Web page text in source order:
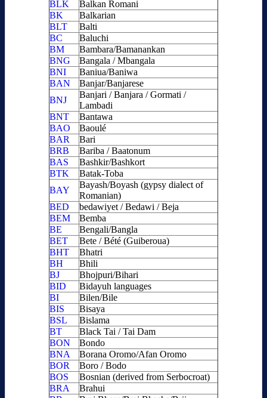
BLK
Balkan Romani
BK
Balkarian
BLT
Balti
BC
Baluchi
BM
Bambara/Bamanankan
BNG
Bangala / Mbangala
BNI
Baniua/Baniwa
BAN
Banjar/Banjarese
BNJ
Banjari / Banjara / Gormati /
Lambadi
BNT
Bantawa
BAO
Baoulé
BAR
Bari
BRB
Bariba / Baatonum
BAS
Bashkir/Bashkort
BTK
Batak-Toba
BAY
Bayash/Boyash (gypsy dialect of
Romanian)
BED
bedawiyet / Bedawi / Beja
BEM
Bemba
BE
Bengali/Bangla
BET
Bete / Bété (Guiberoua)
BHT
Bhatri
BH
Bhili
BJ
Bhojpuri/Bihari
BID
Bidayuh languages
BI
Bilen/Bile
BIS
Bisaya
BSL
Bislama
BT
Black Tai / Tai Dam
BON
Bondo
BNA
Borana Oromo/Afan Oromo
BOR
Boro / Bodo
BOS
Bosnian (derived from Serbocroat)
BRA
Brahui